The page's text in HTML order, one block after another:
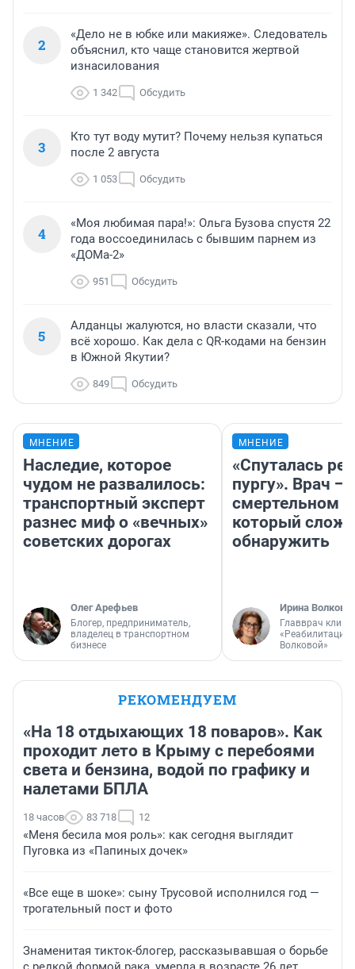
2
«Дело не в юбке или макияже». Следователь
объяснил, кто чаще становится жертвой
изнасилования
1 342 Обсудить
3
Кто тут воду мутит? Почему нельзя купаться
после 2 августа
1 053 Обсудить
4
«Моя любимая пара!»: Ольга Бузова спустя 22
года воссоединилась с бывшим парнем из
«ДОМа-2»
951 Обсудить
5
Алданцы жалуются, но власти сказали, что
всё хорошо. Как дела с QR-кодами на бензин
в Южной Якутии?
849 Обсудить
МНЕНИЕ
Наследие, которое
чудом не развалилось:
транспортный эксперт
разнес миф о «вечных»
советских дорогах
Олег Арефьев
Блогер, предприниматель,
владелец в транспортном
бизнесе
МНЕНИЕ
«Спуталась
пургу». Врач —
смертельном
который
обнаружить
Ирина Волкова
Главврач
«Реабилитация
Волковой»
РЕКОМЕНДУЕМ
«На 18 отдыхающих 18 поваров». Как
проходит лето в Крыму с перебоями
света и бензина, водой по графику и
налетами БПЛА
18 часов 83 718 12
«Меня бесила моя роль»: как сегодня выглядит
Пуговка из «Папиных дочек»
«Все еще в шоке»: сыну Трусовой исполнился год —
трогательный пост и фото
Знаменитая тикток-блогер, рассказывавшая о борьбе